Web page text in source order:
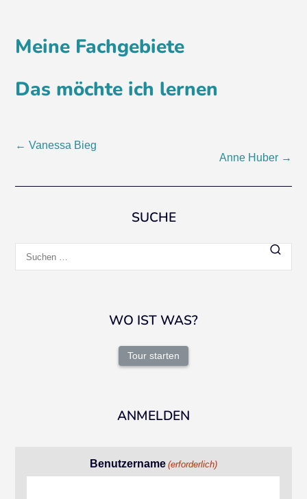
Meine Fachgebiete
Das möchte ich lernen
Beitragsnavigation
← Vanessa Bieg
Anne Huber →
SUCHE
nach:
WO IST WAS?
Tour starten
ANMELDEN
Benutzername (erforderlich)